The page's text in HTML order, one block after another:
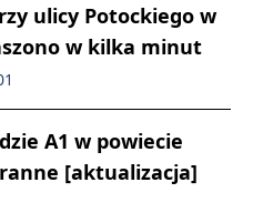
ulicy Potockiego w
w kilka minut
A1 w powiecie
[aktualizacja]